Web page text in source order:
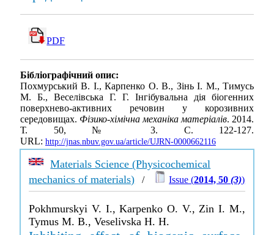
PDF
Бібліографічний опис:
Похмурський В. І., Карпенко О. В., Зінь І. М., Тимусь
М. Б., Веселівська Г. Г. Інгібувальна дія біогенних
поверхнево-активних речовин у корозивних
середовищах. Фізико-хімічна механіка матеріалів. 2014.
Т. 50, № 3. С. 122-127.
URL: http://jnas.nbuv.gov.ua/article/UJRN-0000662116
Materials Science (Physicochemical
mechanics of materials) / Issue (2014, 50(3))
Pokhmurskyi V. I., Karpenko O. V., Zin I. M.,
Tymus M. B., Veselivska H. H.